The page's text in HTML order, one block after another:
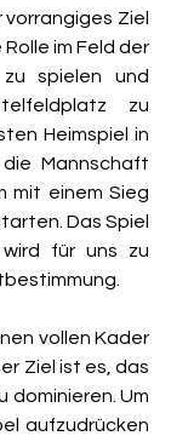
Ziel
im Feld der
spielen und
zu
Heimspiel in
Mannschaft
mit einem Sieg
Das Spiel
für uns zu
vollen Kader
Ziel ist es, das
dominieren. Um
aufzudrücken